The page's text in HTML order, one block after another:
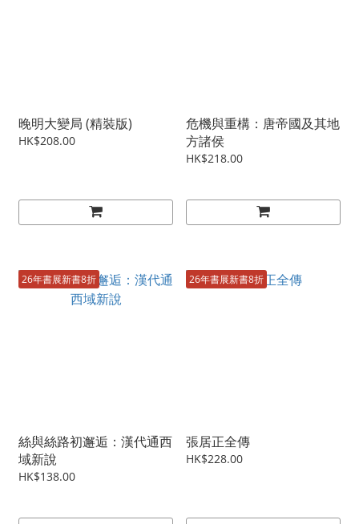
晚明大變局 (精裝版)
HK$208.00
危機與重構：唐帝國及其地
方諸侯
HK$218.00
26年書展新書8折
絲與絲路初邂逅：漢代通西
域新說
HK$138.00
26年書展新書8折
張居正全傳
HK$228.00